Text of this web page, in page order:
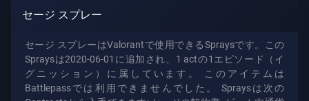
セージ スプレー
セージ スプレーはValorantで使用できるSpraysです。この
Spraysは2020-06-01に追加され、1 actの1エピソード（イ
グニッション）に属しています。 このアイテムは
Battlepassでは利用できませんでした。 Spraysは次の